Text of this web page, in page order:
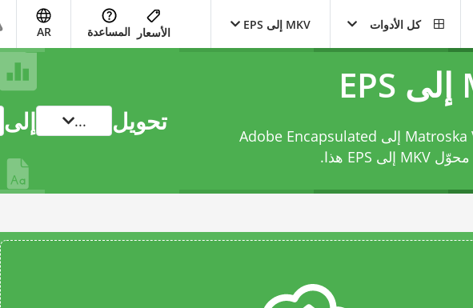
كل الأدوات MKV إلى EPS
الأسعار المساعدة AR
حوّل ملفك من Matroska Video File إلى Adobe Encapsulated
محوّل MKV إلى EPS هذا.
تحويل ... إلى